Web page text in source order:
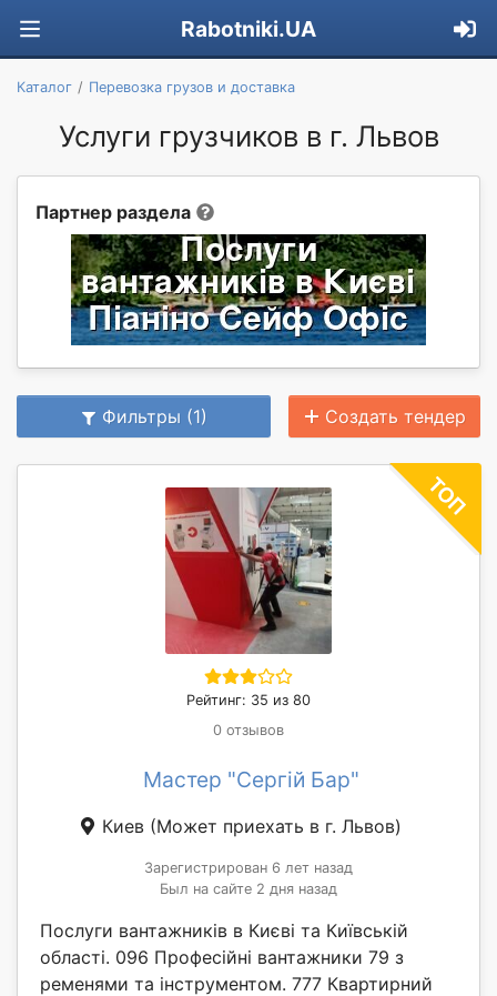
Rabotniki.UA
Каталог Перевозка грузов и доставка
Услуги грузчиков в г. Львов
Партнер раздела
Фильтры (1) Создать тендер
Рейтинг: 35 из 80
0 отзывов
Мастер "Сергій Бар"
Киев (Может приехать в г. Львов)
Зарегистрирован 6 лет назад
Был на сайте 2 дня назад
Послуги вантажників в Києві та Київській
області. 096 Професійні вантажники 79 з
ременями та інструментом. 777 Квартирний